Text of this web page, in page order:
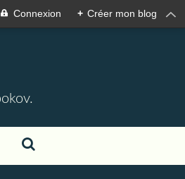
Connexion + Créer mon blog